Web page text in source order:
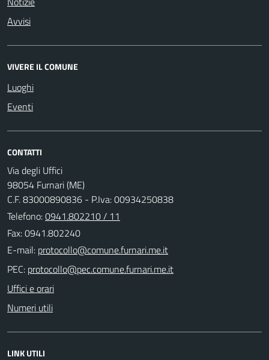
Avvisi
VIVERE IL COMUNE
Luoghi
Eventi
CONTATTI
Via degli Uffici
98054 Furnari (ME)
C.F. 83000890836 - P.Iva: 00934250838
Telefono:0941.802210 / 11
Fax: 0941.802240
E-mail:
PEC:
Uffici e orari
Numeri utili
LINK UTILI